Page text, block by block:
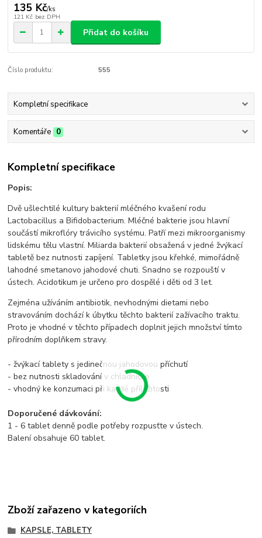
135 Kč/ks
121 Kč bez DPH
Přidat do košíku
Číslo produktu: 555
Kompletní specifikace
Komentáře 0
Kompletní specifikace
Popis:
Dvě ušlechtilé kultury bakterií mléčného kvašení rodu
Lactobacillus a Bifidobacterium. Mléčné bakterie jsou hlavní
součástí mikroflóry trávicího systému. Patří mezi mikroorganismy
lidskému tělu vlastní. Miliarda bakterií obsažená v jedné žvýkací
tabletě bez nutnosti zapíjení. Tabletky jsou křehké, mimořádně
lahodné smetanovo jahodové chuti. Snadno se rozpouští v
ústech. Acidotikum je určeno pro dospělé i děti od 3 let.
Zejména užíváním antibiotik, nevhodnými dietami nebo
stravováním dochází k úbytku těchto bakterií zažívacího traktu.
Proto je vhodné v těchto případech doplnit jejich množství tímto
přírodním doplňkem stravy.
- žvýkací tablety s jedinečnou jahodovou příchutí
- bez nutnosti skladování v chladničce
- vhodný ke konzumaci při každé příležitosti
Doporučené dávkování:
1 - 6 tablet denně podle potřeby rozpusťte v ústech.
Balení obsahuje 60 tablet.
Zboží zařazeno v kategoriích
KAPSLE, TABLETY